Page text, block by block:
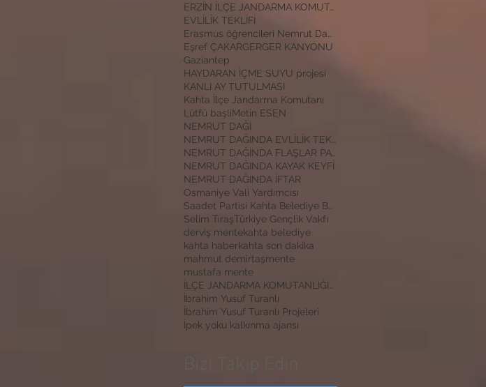
ERZİN İLÇE JANDARMA KOMUTANI
EVLİLİK TEKLİFİ
Erasmus öğrencileri Nemrut Dağı Milli Parkında
Eşref ÇAKARGERGER KANYONU
Gaziantep
HAYDARAN İÇME SUYU projesi
KANLI AY TUTULMASI
Kahta İlçe Jandarma Komutanı
Lütfü başliMetin ESEN
NEMRUT DAĞI
NEMRUT DAĞINDA FLAŞLAR PATLADI
NEMRUT DAĞINDA KAYAK KEYFİ
NEMRUT DAĞINDA İFTAR
Osmaniye Vali Yardımcısı
Selim TıraşTürkiye Gençlik Vakfı
derviş mentekahta belediye
kahta haberkahta son dakika
mahmut demirtaşmente
mustafa mente
İbrahim Yusuf Turanlı
İbrahim Yusuf Turanlı Projeleri
İpek yoku kalkınma ajansı